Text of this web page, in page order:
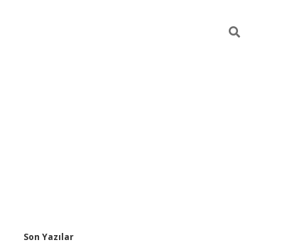
Son Yazılar
hiltonbetBetexper giriş adresi